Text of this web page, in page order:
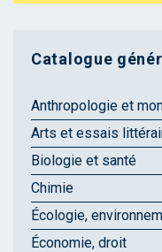
Catalogue
Anthropologie et
Arts et essais
Biologie et santé
Chimie
Écologie,
Économie, droit